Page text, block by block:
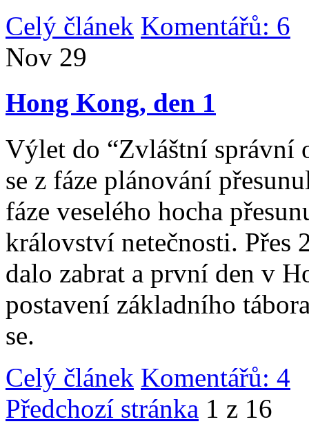
Celý článek Komentářů: 6
Nov 29
Hong Kong, den 1
Výlet do “Zvláštní správní
se z fáze plánování
fáze veselého hocha
království netečnosti. Přes
dalo zabrat a první den v
postavení základního
se.
Celý článek Komentářů: 4
Předchozí stránka 1 z 16